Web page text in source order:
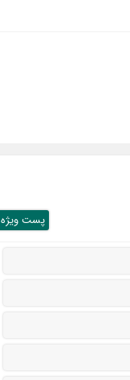
پست ويژه